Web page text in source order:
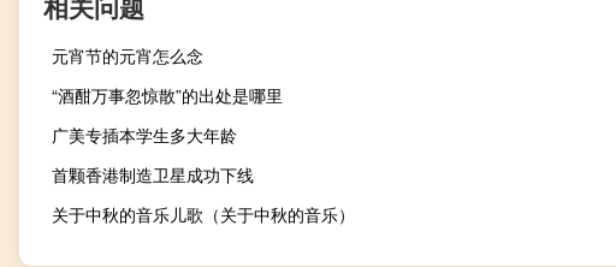
元宵节的元宵怎么念
“酒酣万事忽惊散”的出处是哪里
广美专插本学生多大年龄
首颗香港制造卫星成功下线
关于中秋的音乐儿歌（关于中秋的音乐）